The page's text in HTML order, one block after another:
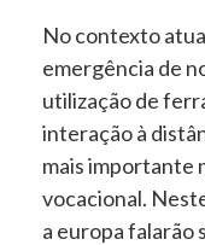
No contexto
emergência de
utilização de
interação à
mais importante
vocacional.
a europa falarão